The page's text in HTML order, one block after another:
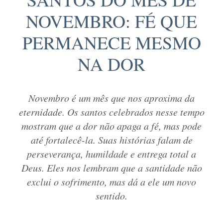
NOVEMBRO: FÉ QUE
PERMANECE MESMO
NA DOR
Novembro é um mês que nos aproxima da
eternidade. Os santos celebrados nesse tempo
mostram que a dor não apaga a fé, mas pode
até fortalecê-la. Suas histórias falam de
perseverança, humildade e entrega total a
Deus. Eles nos lembram que a santidade não
exclui o sofrimento, mas dá a ele um novo
sentido.